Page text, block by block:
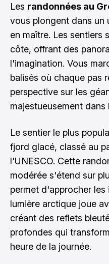
Les randonnées au
vous plongent dans un
en maître. Les sentiers
côte, offrant des
l'imagination. Vous
balisés où chaque pas
perspective sur les
majestueusement dans
Le sentier le plus
fjord glacé, classé au
l'UNESCO. Cette
modérée s'étend sur
permet d'approcher les
lumière arctique joue
créant des reflets
profondes qui
heure de la journée.